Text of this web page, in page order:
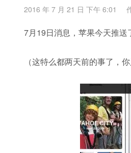
2016 年 7 月 21 日 下午 6:01
7月19日消息，苹果今天推送
（这特么都两天前的事了，